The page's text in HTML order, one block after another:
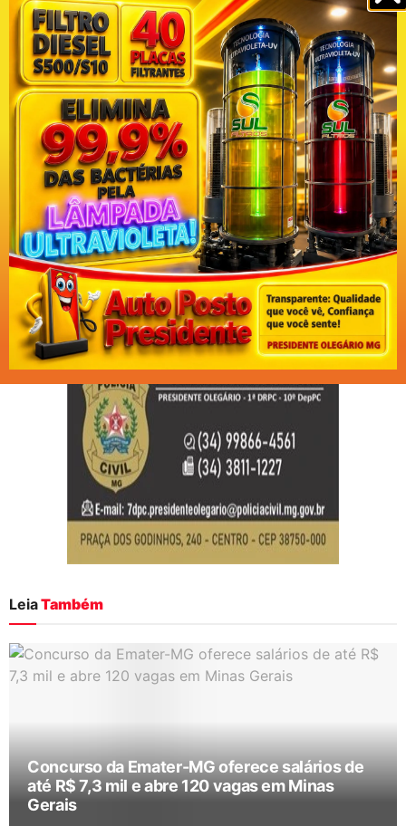
LeiaTambém
Concurso da Emater-MG oferece salários de
até R$ 7,3 mil e abre 120 vagas em Minas
Gerais